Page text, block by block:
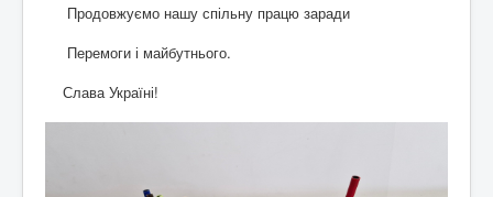
Продовжуємо нашу спільну працю заради
Перемоги і майбутнього.
Слава Україні!